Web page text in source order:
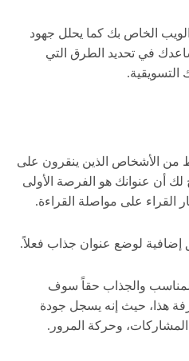
الخاص بك كما يحلل جهود
في تحديد الطرق التي
مهمة أن 60٪ فقط من الأشخاص الذين ينقرون على
لك أن عنوانك هو الفرصة الأولى
القراء على مواصلة القراءة.
إضافية لوضع عنوان جذاب فعلاً.
والجذاب حقاً سوف
هذا، حيث إنه يسجل جودة
وحركة المرور.